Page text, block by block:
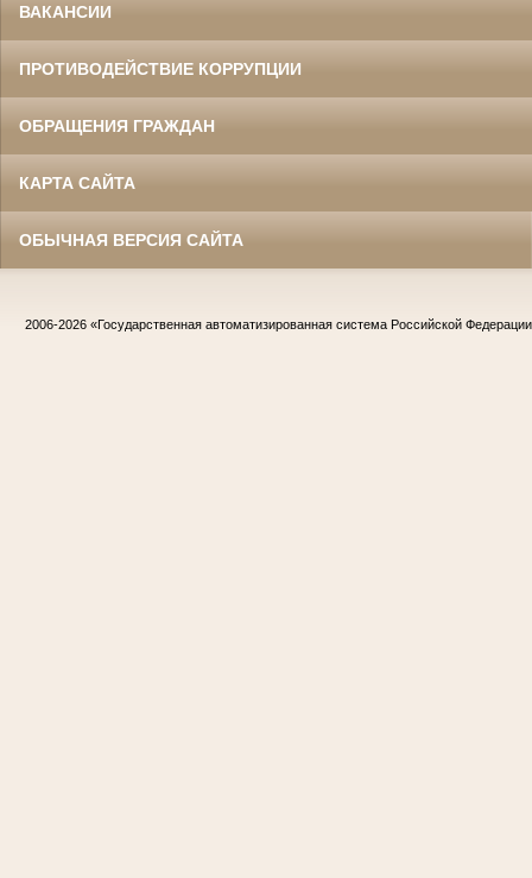
ВАКАНСИИ
ПРОТИВОДЕЙСТВИЕ КОРРУПЦИИ
ОБРАЩЕНИЯ ГРАЖДАН
КАРТА САЙТА
ОБЫЧНАЯ ВЕРСИЯ САЙТА
2006-2026 «Государственная автоматизированная система Российской